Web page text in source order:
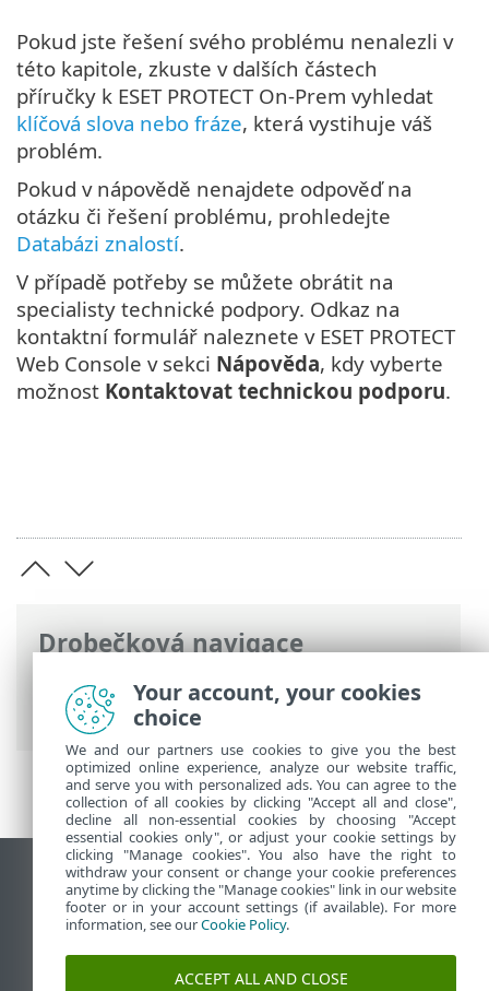
Drobečková navigace
ESET Online nápověda> ESET PROTECT
On-Prem
>FAQ
Pokud jste řešení svého problému nenalezli v
této kapitole, zkuste v dalších částech
příručky k ESET PROTECT On-Prem vyhledat
klíčová slova nebo fráze, která vystihuje váš
problém.
Pokud v nápovědě nenajdete odpověď na
otázku či řešení problému, prohledejte
Databázi znalostí.
V případě potřeby se můžete obrátit na
specialisty technické podpory. Odkaz na
kontaktní formulář naleznete v ESET PROTECT
Web Console v sekci Nápověda, kdy vyberte
možnost Kontaktovat technickou podporu.
Zobrazit verzi pro počítač
End of Life
ESET Databáze znalostí
ESET Forum
Your account, your cookies
choice
We and our partners use cookies to give you the best
optimized online experience, analyze our website traffic,
and serve you with personalized ads. You can agree to the
collection of all cookies by clicking "Accept all and close",
decline all non-essential cookies by choosing "Accept
essential cookies only", or adjust your cookie settings by
clicking "Manage cookies". You also have the right to
withdraw your consent or change your cookie preferences
anytime by clicking the "Manage cookies" link in our website
footer or in your account settings (if available). For more
information, see ourCookie Policy.
ACCEPT ALL AND CLOSE